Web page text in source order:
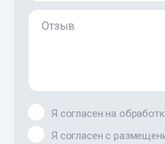
Отзыв
Я согласен на
Я согласен с